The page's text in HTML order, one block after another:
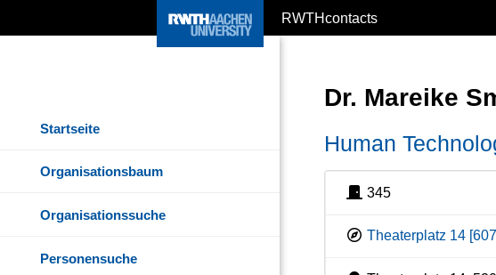
RWTHcontacts
Startseite
Organisationsbaum
Organisationssuche
Personensuche
Dr. Mareike
Human
345
Theaterplatz 14